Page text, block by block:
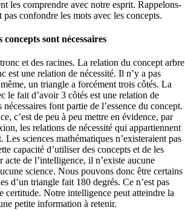
les comprendre avec notre esprit. Rappelons-
pas confondre les mots avec les concepts.
sont nécessaires
et des racines. La relation du concept arbre
est une relation de nécessité. Il n’y a pas
un triangle a forcément trois côtés. La
le fait d’avoir 3 côtés est une relation de
nécessaires font partie de l’essence du concept.
c’est de peu à peu mettre en évidence, par
les relations de nécessité qui appartiennent
Les sciences mathématiques n’existeraient pas
capacité d’utiliser des concepts et de les
acte de l’intelligence, il n’existe aucune
science. Nous pouvons donc être certains
d’un triangle fait 180 degrés. Ce n’est pas
certitude. Notre intelligence peut atteindre la
petite information à retenir.